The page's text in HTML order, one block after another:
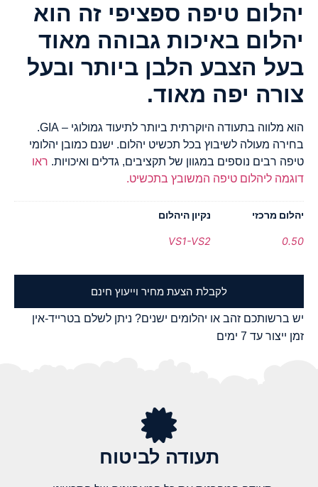
יהלום טיפה ספציפי זה הוא
יהלום באיכות גבוהה מאוד
בעל הצבע הלבן ביותר ובעל
צורה יפה מאוד.
הוא מלווה בתעודה היוקרתית ביותר לתיעוד גמולוגי – GIA.
בחירה מעולה לשיבוץ בכל תכשיט יהלום. ישנם כמובן יהלומי
טיפה רבים נוספים במגוון של תקציבים, גדלים ואיכויות. ראו
דוגמה ליהלום טיפה המשובץ בתכשיט.
יהלום מרכזי
0.50
נקיון היהלום
VS1-VS2
לקבלת הצעת מחיר וייעוץ חינם
יש ברשותכם זהב או יהלומים ישנים? ניתן לשלם בטרייד-אין
זמן ייצור עד 7 ימים
תעודה לביטוח